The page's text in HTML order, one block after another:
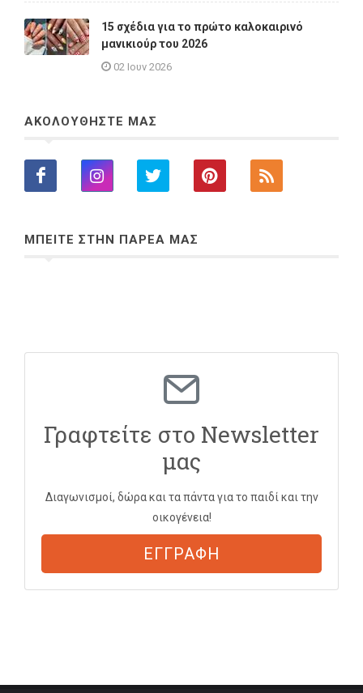
15 σχέδια για το πρώτο καλοκαιρινό
μανικιούρ του 2026
02 Ιουν 2026
ΑΚΟΛΟΥΘΗΣΤΕ ΜΑΣ
ΜΠΕΙΤΕ ΣΤΗΝ ΠΑΡΕΑ ΜΑΣ
Γραφτείτε στο Newsletter
μας
Διαγωνισμοί, δώρα και τα πάντα για το παιδί και την
οικογένεια!
ΕΓΓΡΑΦΗ